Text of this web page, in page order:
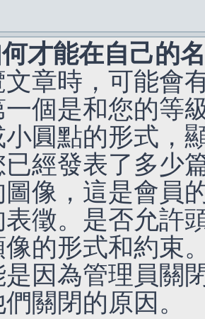
才能在自己的
章時，可能會
一個是和您的等
小圓點的形式，
經發表了多少
圖像，這是會員
徵。是否允許
的形式和約束
是因為管理員關
關閉的原因。